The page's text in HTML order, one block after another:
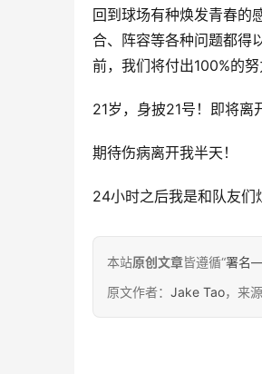
回到球场有种焕发青春的
合、阵容等各种问题都得
前，我们将付出100%的
21岁，身披21号！即将离
期待伤病离开我半天！
24小时之后我是和队友们
本站原创文章皆遵循“署名
原文作者： Jake Tao，来源